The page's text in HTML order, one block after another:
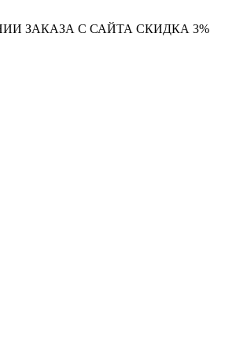
ЗАКАЗА С САЙТА СКИДКА 3%